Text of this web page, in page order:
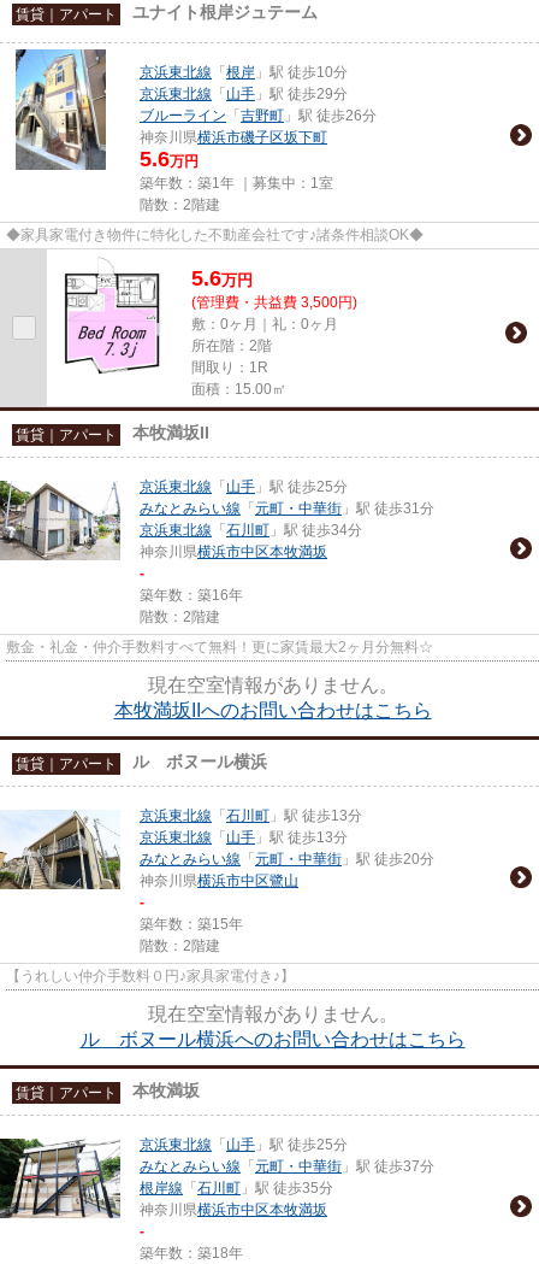
賃貸｜アパート ユナイト根岸ジュテーム
京浜東北線 「 根岸 」駅 徒歩10分
京浜東北線 「 山手 」駅 徒歩29分
ブルーライン 「 吉野町 」駅 徒歩26分
神奈川県横浜市磯子区坂下町
5.6万円
築年数：築1年 ｜募集中： 1室
階数：2階建
◆家具家電付き物件に特化した不動産会社です♪諸条件相談OK◆
5.6万円
(管理費・共益費 3,500円)
敷：0ヶ月｜礼：0ヶ月
所在階：2階
間取り：1R
面積：15.00㎡
賃貸｜アパート 本牧満坂II
京浜東北線 「 山手 」駅 徒歩25分
みなとみらい線 「 元町・中華街 」駅 徒歩31分
京浜東北線 「 石川町 」駅 徒歩34分
神奈川県横浜市中区本牧満坂
-
築年数：築16年
階数：2階建
敷金・礼金・仲介手数料すべて無料！更に家賃最大2ヶ月分無料☆
現在空室情報がありません。
本牧満坂IIへのお問い合わせはこちら
賃貸｜アパート ル ボヌール横浜
京浜東北線 「 石川町 」駅 徒歩13分
京浜東北線 「 山手 」駅 徒歩13分
みなとみらい線 「 元町・中華街 」駅 徒歩20分
神奈川県横浜市中区鷺山
-
築年数：築15年
階数：2階建
【うれしい仲介手数料０円♪家具家電付き♪】
現在空室情報がありません。
ル ボヌール横浜へのお問い合わせはこちら
賃貸｜アパート 本牧満坂
京浜東北線 「 山手 」駅 徒歩25分
みなとみらい線 「 元町・中華街 」駅 徒歩37分
根岸線 「 石川町 」駅 徒歩35分
神奈川県横浜市中区本牧満坂
-
築年数：築18年